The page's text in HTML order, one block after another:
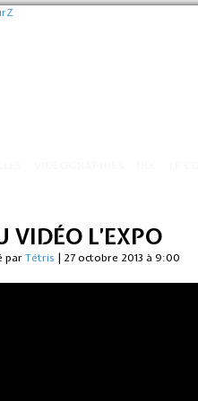
VIDÉO L’EXPO
parTétris | 27 octobre 2013 à 9:00